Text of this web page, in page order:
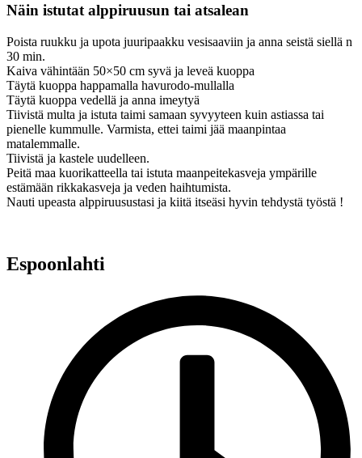
Näin istutat alppiruusun tai atsalean
Poista ruukku ja upota juuripaakku vesisaaviin ja anna seistä siellä n
30 min.
Kaiva vähintään 50×50 cm syvä ja leveä kuoppa
Täytä kuoppa happamalla havurodo-mullalla
Täytä kuoppa vedellä ja anna imeytyä
Tiivistä multa ja istuta taimi samaan syvyyteen kuin astiassa tai
pienelle kummulle. Varmista, ettei taimi jää maanpintaa
matalemmalle.
Tiivistä ja kastele uudelleen.
Peitä maa kuorikatteella tai istuta maanpeitekasveja ympärille
estämään rikkakasveja ja veden haihtumista.
Nauti upeasta alppiruusustasi ja kiitä itseäsi hyvin tehdystä työstä !
Espoonlahti